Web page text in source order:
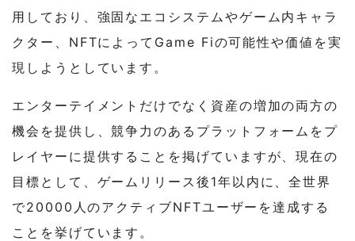
用しており、強固なエコシステムやゲーム内キャラ
クター、NFTによってGame Fiの可能性や価値を実
現しようとしています。
エンターテイメントだけでなく資産の増加の両方の
機会を提供し、競争力のあるプラットフォームをプ
レイヤーに提供することを掲げていますが、現在の
目標として、ゲームリリース後1年以内に、全世界
で20000人のアクティブNFTユーザーを達成する
ことを挙げています。